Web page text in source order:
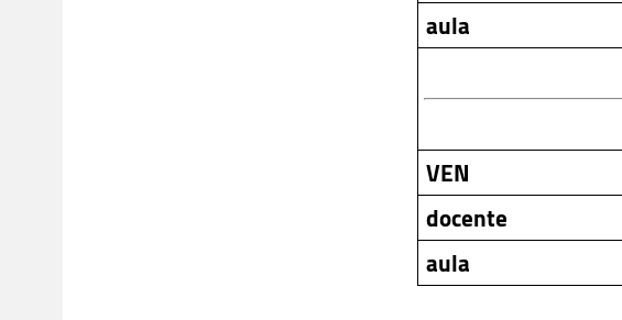
aula
VEN
docente
aula